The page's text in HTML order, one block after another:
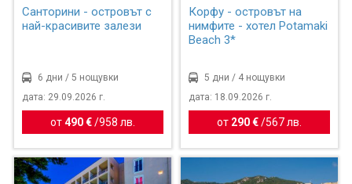
Санторини - островът с
най-красивите залези
6 дни / 5 нощувки
дата: 29.09.2026 г.
от490 € /958 лв.
Корфу - островът на
нимфите - хотел Potamaki
Beach 3*
5 дни / 4 нощувки
дата: 18.09.2026 г.
от 290 €/567 лв.